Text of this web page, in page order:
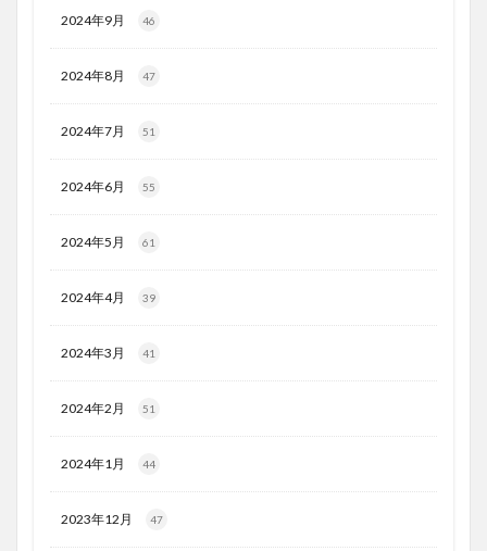
2024年9月 46
2024年8月 47
2024年7月 51
2024年6月 55
2024年5月 61
2024年4月 39
2024年3月 41
2024年2月 51
2024年1月 44
2023年12月 47